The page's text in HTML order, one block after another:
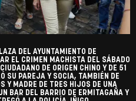
DEL AYUNTAMIENTO DE
EL CRIMEN MACHISTA DEL SÁBADO
DE ORIGEN CHINO Y DE 51
SU PAREJA Y SOCIA, TAMBIÉN DE
Y MADRE DE TRES HIJOS DE UNA
BAR DEL BARRIO DE ERMITAGAÑA Y